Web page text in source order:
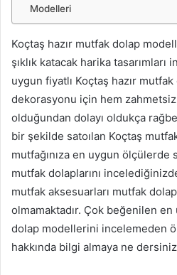
Modelleri
Koçtaş hazır mutfak dolap
şıklık katacak harika
uygun fiyatlı Koçtaş hazır
dekorasyonu için hem
olduğundan dolayı oldukça
bir şekilde satoılan Koçtaş
mutfağınıza en uygun ölçülerde
mutfak dolaplarını
mutfak aksesuarları mutfak
olmamaktadır. Çok beğenilen en
dolap modellerini incelemeden
hakkında bilgi almaya ne